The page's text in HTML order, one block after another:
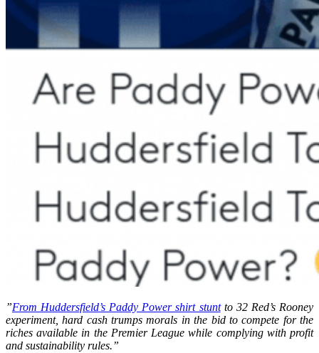
”From Huddersfield’s Paddy Power shirt stuntto 32 Red’s Rooney
experiment, hard cash trumps morals in the bid to compete for the
riches available in the Premier League while complying with profit
and sustainability rules.”